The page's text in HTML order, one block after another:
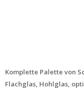
Komplette Palette von
Flachglas, Hohlglas,